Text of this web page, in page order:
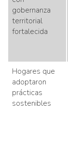
gobernanza
territorial
fortalecida
Hogares que
adoptaron
prácticas
sostenibles